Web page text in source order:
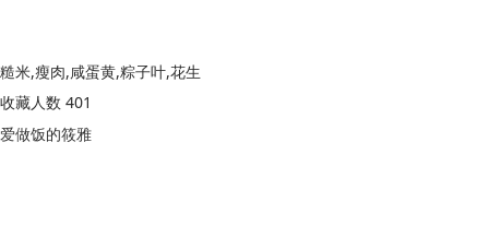
糙米,瘦肉,咸蛋黄,粽子叶,花生
收藏人数 401
爱做饭的筱雅